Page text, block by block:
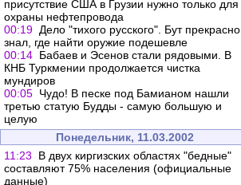
присутствие США в Грузии нужно только для
охраны нефтепровода
00:19 Дело "тихого русского". Бут прекрасно
знал, где найти оружие подешевле
00:14 Бабаев и Эсенов стали рядовыми. В
КНБ Туркмении продолжается чистка
мундиров
00:05 Чудо! В песке под Бамианом нашли
третью статую Будды - самую большую и
целую
Понедельник, 11.03.2002
11:23
В двух киргизских областях "бедные"
составляют 75% населения (официальные
данные)